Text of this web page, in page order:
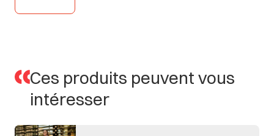
Ces produits peuvent vous
intéresser